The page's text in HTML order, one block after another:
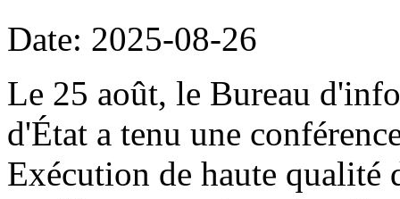
Date: 2025-08-26
Le 25 août, le Bureau
d'État a tenu une
Exécution de haute qualité